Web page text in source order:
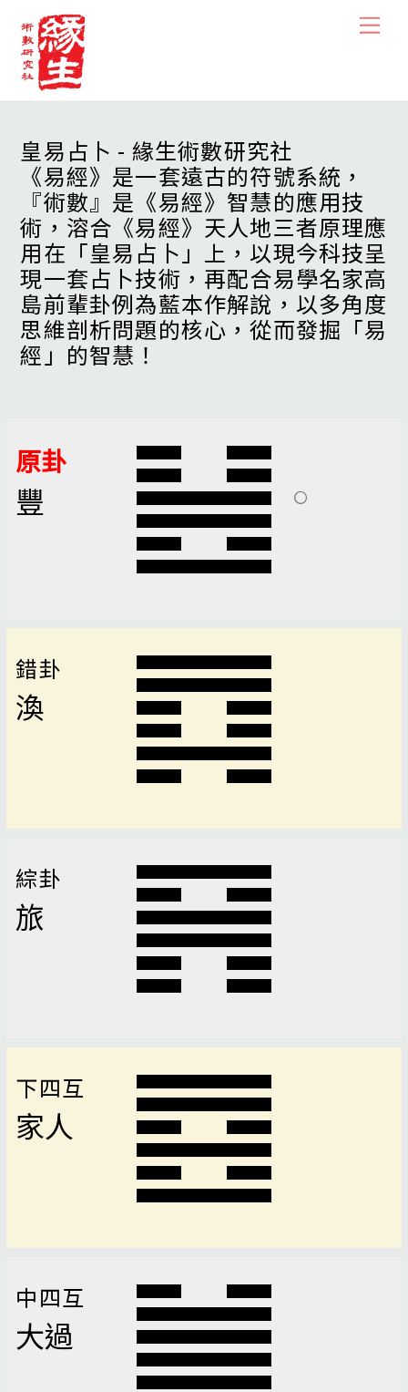
content
皇易占卜 - 緣生術數研究社
《易經》是一套遠古的符號系統，
『術數』是《易經》智慧的應用技
術，溶合《易經》天人地三者原理應
用在「皇易占卜」上，以現今科技呈
現一套占卜技術，再配合易學名家高
島前輩卦例為藍本作解說，以多角度
思維剖析問題的核心，從而發掘「易
經」的智慧！
原卦
豐
錯卦
渙
綜卦
旅
下四互
家人
中四互
大過